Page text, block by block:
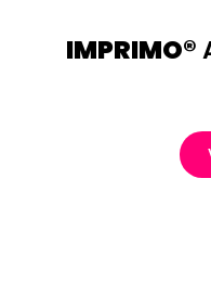
IMPRIMO®